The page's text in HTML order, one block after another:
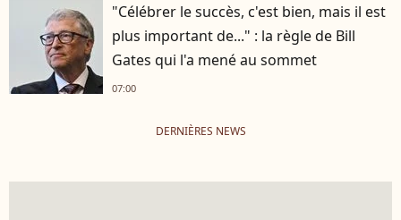
"Célébrer le succès, c'est bien, mais il est
plus important de..." : la règle de Bill
Gates qui l'a mené au sommet
07:00
DERNIÈRES NEWS